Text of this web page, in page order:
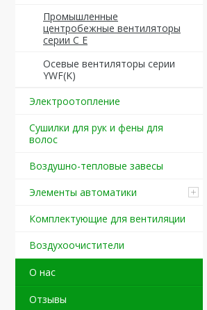
Промышленные
центробежные вентиляторы
серии С Е
Осевые вентиляторы серии
YWF(K)
Электроотопление
Сушилки для рук и фены для
волос
Воздушно-тепловые завесы
Элементы автоматики
Комплектующие для вентиляции
Воздухоочистители
О нас
Отзывы